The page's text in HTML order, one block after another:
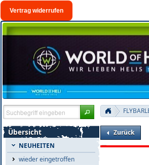
Vertrag widerrufen
Übersicht
NEUHEITEN
wieder eingetroffen
Zurück